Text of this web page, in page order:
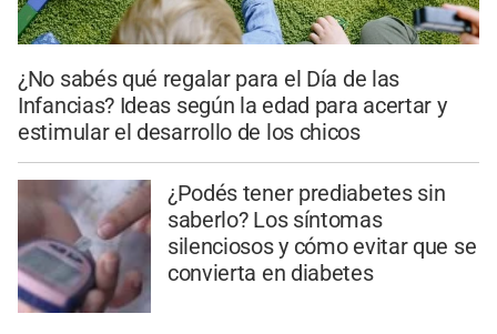
¿No sabés qué regalar para el Día de las
Infancias? Ideas según la edad para acertar y
estimular el desarrollo de los chicos
¿Podés tener prediabetes sin
saberlo? Los síntomas
silenciosos y cómo evitar que se
convierta en diabetes